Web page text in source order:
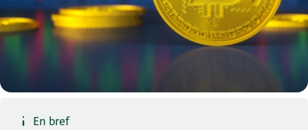
En bref